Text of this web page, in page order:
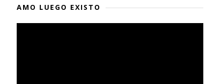
AMO LUEGO EXISTO